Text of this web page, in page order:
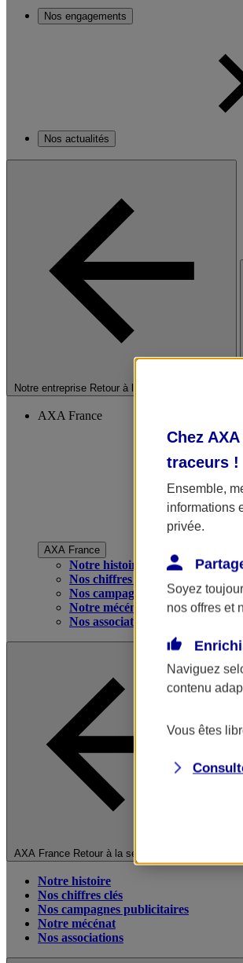
Nos engagements
Nos actualités
Notre entreprise Retour à la section précédente
AXA France
AXA France
Notre histoire
Nos chiffres clés
Nos campagnes publicitaires
Notre mécénat
Nos associations
AXA France Retour à la section précédente
Notre histoire
Nos chiffres clés
Nos campagnes publicitaires
Notre mécénat
Nos associations
Chez
traceurs !
Ensemble,
informations
privée.
Soyez
nos offres et
Naviguez
contenu
Vous êtes